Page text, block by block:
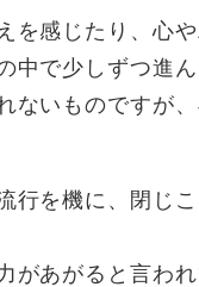
を感じたり、心
中で少しずつ進ん
ないものですが
行を機に、閉じ
があがると言わ